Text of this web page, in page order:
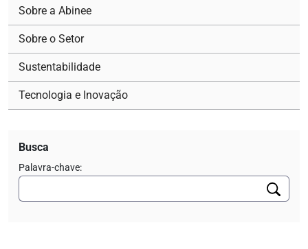
Sobre a Abinee
Sobre o Setor
Sustentabilidade
Tecnologia e Inovação
Busca
Palavra-chave: